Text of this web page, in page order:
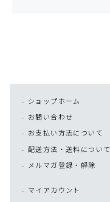
ショップホーム
お問い合わせ
お支払い方法について
配送方法・送料について
メルマガ登録・解除
マイアカウント